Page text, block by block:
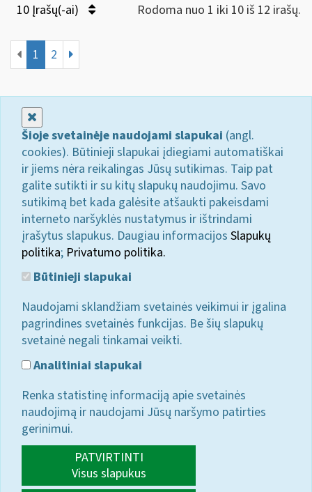
10 Įrašų(-ai) Rodoma nuo 1 iki 10 iš 12 irašų.
1 2
Šioje svetainėje naudojami slapukai (angl.
cookies). Būtinieji slapukai įdiegiami automatiškai
ir jiems nėra reikalingas Jūsų sutikimas. Taip pat
galite sutikti ir su kitų slapukų naudojimu. Savo
sutikimą bet kada galėsite atšaukti pakeisdami
interneto naršyklės nustatymus ir ištrindami
įrašytus slapukus. Daugiau informacijos Slapukų
politika; Privatumo politika.
Būtinieji slapukai
Naudojami sklandžiam svetainės veikimui ir įgalina
pagrindines svetainės funkcijas. Be šių slapukų
svetainė negali tinkamai veikti.
Analitiniai slapukai
Renka statistinę informaciją apie svetainės
naudojimą ir naudojami Jūsų naršymo patirties
gerinimui.
PATVIRTINTI
Visus slapukus